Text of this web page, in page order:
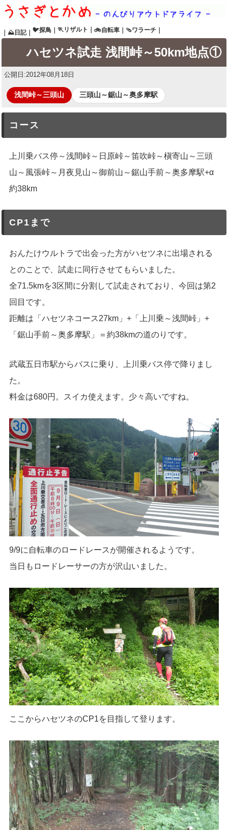
⛰日記｜ 🐦探鳥 🏃リザルト 🚲自転車 🩴ワラーチ
ハセツネ試走 浅間峠～50km地点①
公開日:2012年08月18日
浅間峠～三頭山 三頭山～鋸山～奥多摩駅
コース
上川乗バス停～浅間峠～日原峠～笛吹峠～槇寄山～三頭
山～風張峠～月夜見山～御前山～鋸山手前～奥多摩駅+α
約38km
CP1まで
おんたけウルトラで出会った方がハセツネに出場される
とのことで、試走に同行させてもらいました。
全71.5kmを3区間に分割して試走されており、今回は第2
回目です。
距離は「ハセツネコース27km」+「上川乗～浅間峠」+
「鋸山手前～奥多摩駅」＝約38kmの道のりです。
武蔵五日市駅からバスに乗り、上川乗バス停で降りまし
た。
料金は680円。スイカ使えます。少々高いですね。
9/9に自転車のロードレースが開催されるようです。
当日もロードレーサーの方が沢山いました。
ここからハセツネのCP1を目指して登ります。